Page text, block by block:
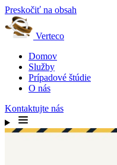
Preskočiť na obsah
Verteco
Domov
Služby
Prípadové štúdie
O nás
Kontaktujte nás